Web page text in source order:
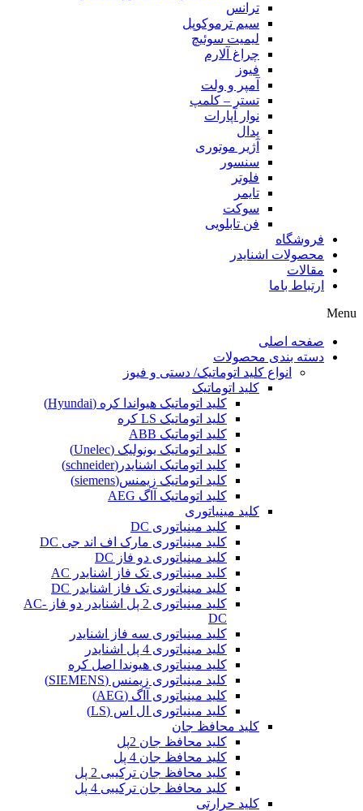
ترانس
سیم ترموکوپل
لیمیت سوئیچ
چراغ آلارم
فیوز
آمپر و ولت
تستر – کلمپ
نوار آپارات
پدال
آژیر موتوری
سنسور
فلوتر
تایمر
سوکت
فن تابلویی
فروشگاه
محصولات اشنایدر
مقالات
ارتباط باما
Menu
صفحه اصلی
دسته بندی محصولات
انواع کلید اتوماتیک/ دستی و فیوز
کلید اتوماتیک
کلید اتوماتیک هیواندا کره (Hyundai)
کلید اتوماتیک LS کره
کلید اتوماتیک ABB
کلید اتوماتیک یونولیک (Unelec)
کلید اتوماتیک اشنایدر(schneider)
کلید اتوماتیک زیمنس(siemens)
کلید اتوماتیک آاگ AEG
کلید مینیاتوری
کلید مینیاتوری DC
کلید مینیاتوری مارک اف اند جی DC
کلید مینیاتوری دو فاز DC
کلید مینیاتوری تک فاز اشنایدر AC
کلید مینیاتوری تک فاز اشنایدر DC
کلید مینیاتوری 2 پل اشنایدر دو فاز AC-
DC
کلید مینیاتوری سه فاز اشنایدر
کلید مینیاتوری 4 پل اشنایدر
کلید مینیاتوری هیوندا اصل کره
کلید مینیاتوری زیمنس (SIEMENS)
کلید مینیاتوری آاگ (AEG)
کلید مینیاتوری ال اس (LS)
کلید محافظ جان
کلید محافظ جان 2پل
کلید محافظ جان 4 پل
کلید محافظ جان ترکیبی 2 پل
کلید محافظ جان ترکیبی 4 پل
کلید حرارتی